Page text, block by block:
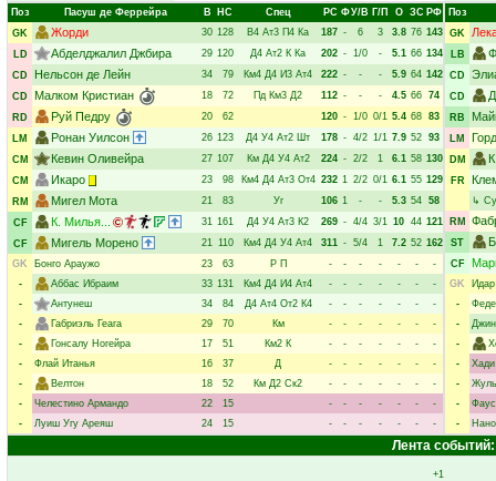
Поз Пасуш де Феррейра В НC Спец РC ФУ/В Г/П О ЗС РФ
GK
Жорди 30 128 В4 Ат3 П4 Ка 187 - 6 3 3.8 76 143
LD
Абделджалил Джбира 29 120 Д4 Ат2 К Ка 202 - 1/0 - 5.1 66 134
CD
Нельсон де Лейн 34 79 Км4 Д4 И3 Ат4 222 - - - 5.9 64 142
CD Малком Кристиан 18 72 Пд Км3 Д2 112 - - - 4.5 66 74
RD
Руй Педру 20 62 120 - 1/0 0/1 5.4 68 83
LM
Ронан Уилсон 26 123 Д4 У4 Ат2 Шт 178 - 4/2 1/1 7.9 52 93
CM
Кевин Оливейра 27 107 Км Д4 У4 Ат2 224 - 2/2 1 6.1 58 130
CM
Икаро 23 98 Км4 Д4 Ат3 От4 232 1 2/2 0/1 6.1 55 129
RM
Мигел Мота 21 83 Уг 106 1 - - 5.3 54 58
CF
К. Милья... 31 161 Д4 У4 Ат3 К2 269 - 4/4 3/1 10 44 121
CF
Мигель Морено 21 110 Км4 Д4 У4 Ат4 311 - 5/4 1 7.2 52 162
GK
Бонго Араужо 23 63 Р П - - - - - -
-
-
Аббас Ибраим 33 131 Км4 Д4 И4 Ат4 - - - - - -
-
-
Антунеш 34 84 Д4 Ат4 От2 К4 - - - - - -
-
-
Габриэль Геага 29 70 Км - - - - - -
-
-
Гонсалу Ногейра 17 51 Км2 К - - - - - -
-
-
Флай Итанья 16 37 Д - - - - - -
-
-
Велтон 18 52 Км Д2 Ск2 - - - - - -
-
-
Челестино Армандо 22 15 - - - - - -
-
-
Луиш Угу Ареяш 24 15 - - - - - - -
Поз
GK
LB
CD
CD
RB
LM
DM
FR
↳
RM
ST
CF
GK
-
-
-
-
-
-
-
Лента событий:
+1